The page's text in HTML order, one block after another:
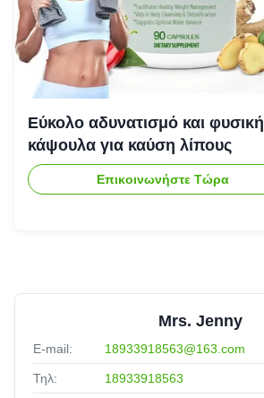
Εύκολο αδυνατισμό και φυσική
κάψουλα για καύση λίπους
Επικοινωνήστε Τώρα
Mrs. Jenny
E-mail: 18933918563@163.com
Τηλ: 18933918563